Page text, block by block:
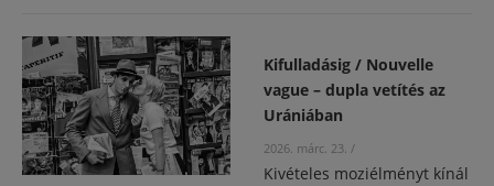
Kifulladásig / Nouvelle
vague – dupla vetítés az
Urániában
2026. márc. 23. /
Kivételes moziélményt kínál